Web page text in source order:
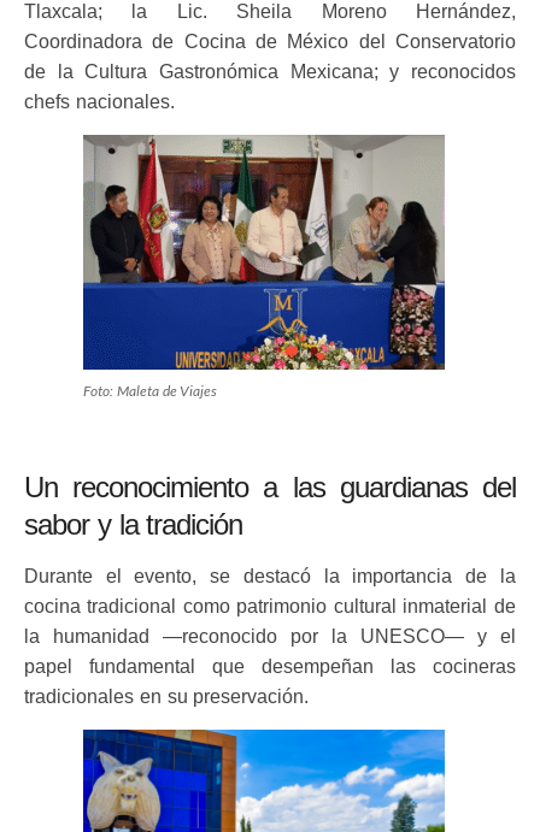
Tlaxcala; la Lic. Sheila Moreno Hernández,
Coordinadora de Cocina de México del Conservatorio
de la Cultura Gastronómica Mexicana; y reconocidos
chefs nacionales.
Foto: Maleta de Viajes
Un reconocimiento a las guardianas del
sabor y la tradición
Durante el evento, se destacó la importancia de la
cocina tradicional como patrimonio cultural inmaterial de
la humanidad —reconocido por la UNESCO— y el
papel fundamental que desempeñan las cocineras
tradicionales en su preservación.